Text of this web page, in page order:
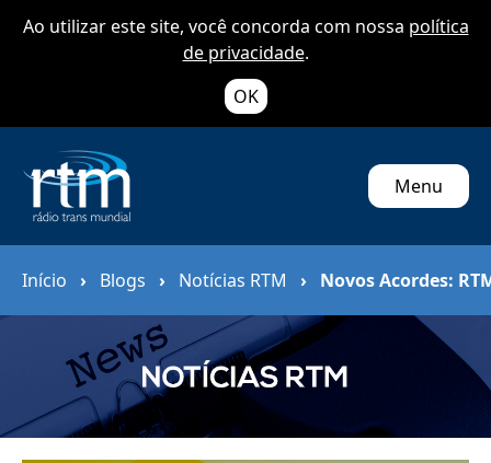
Ao utilizar este site, você concorda com nossa política
de privacidade.
OK
Menu
Início › Blogs › Notícias RTM › Novos Acordes: